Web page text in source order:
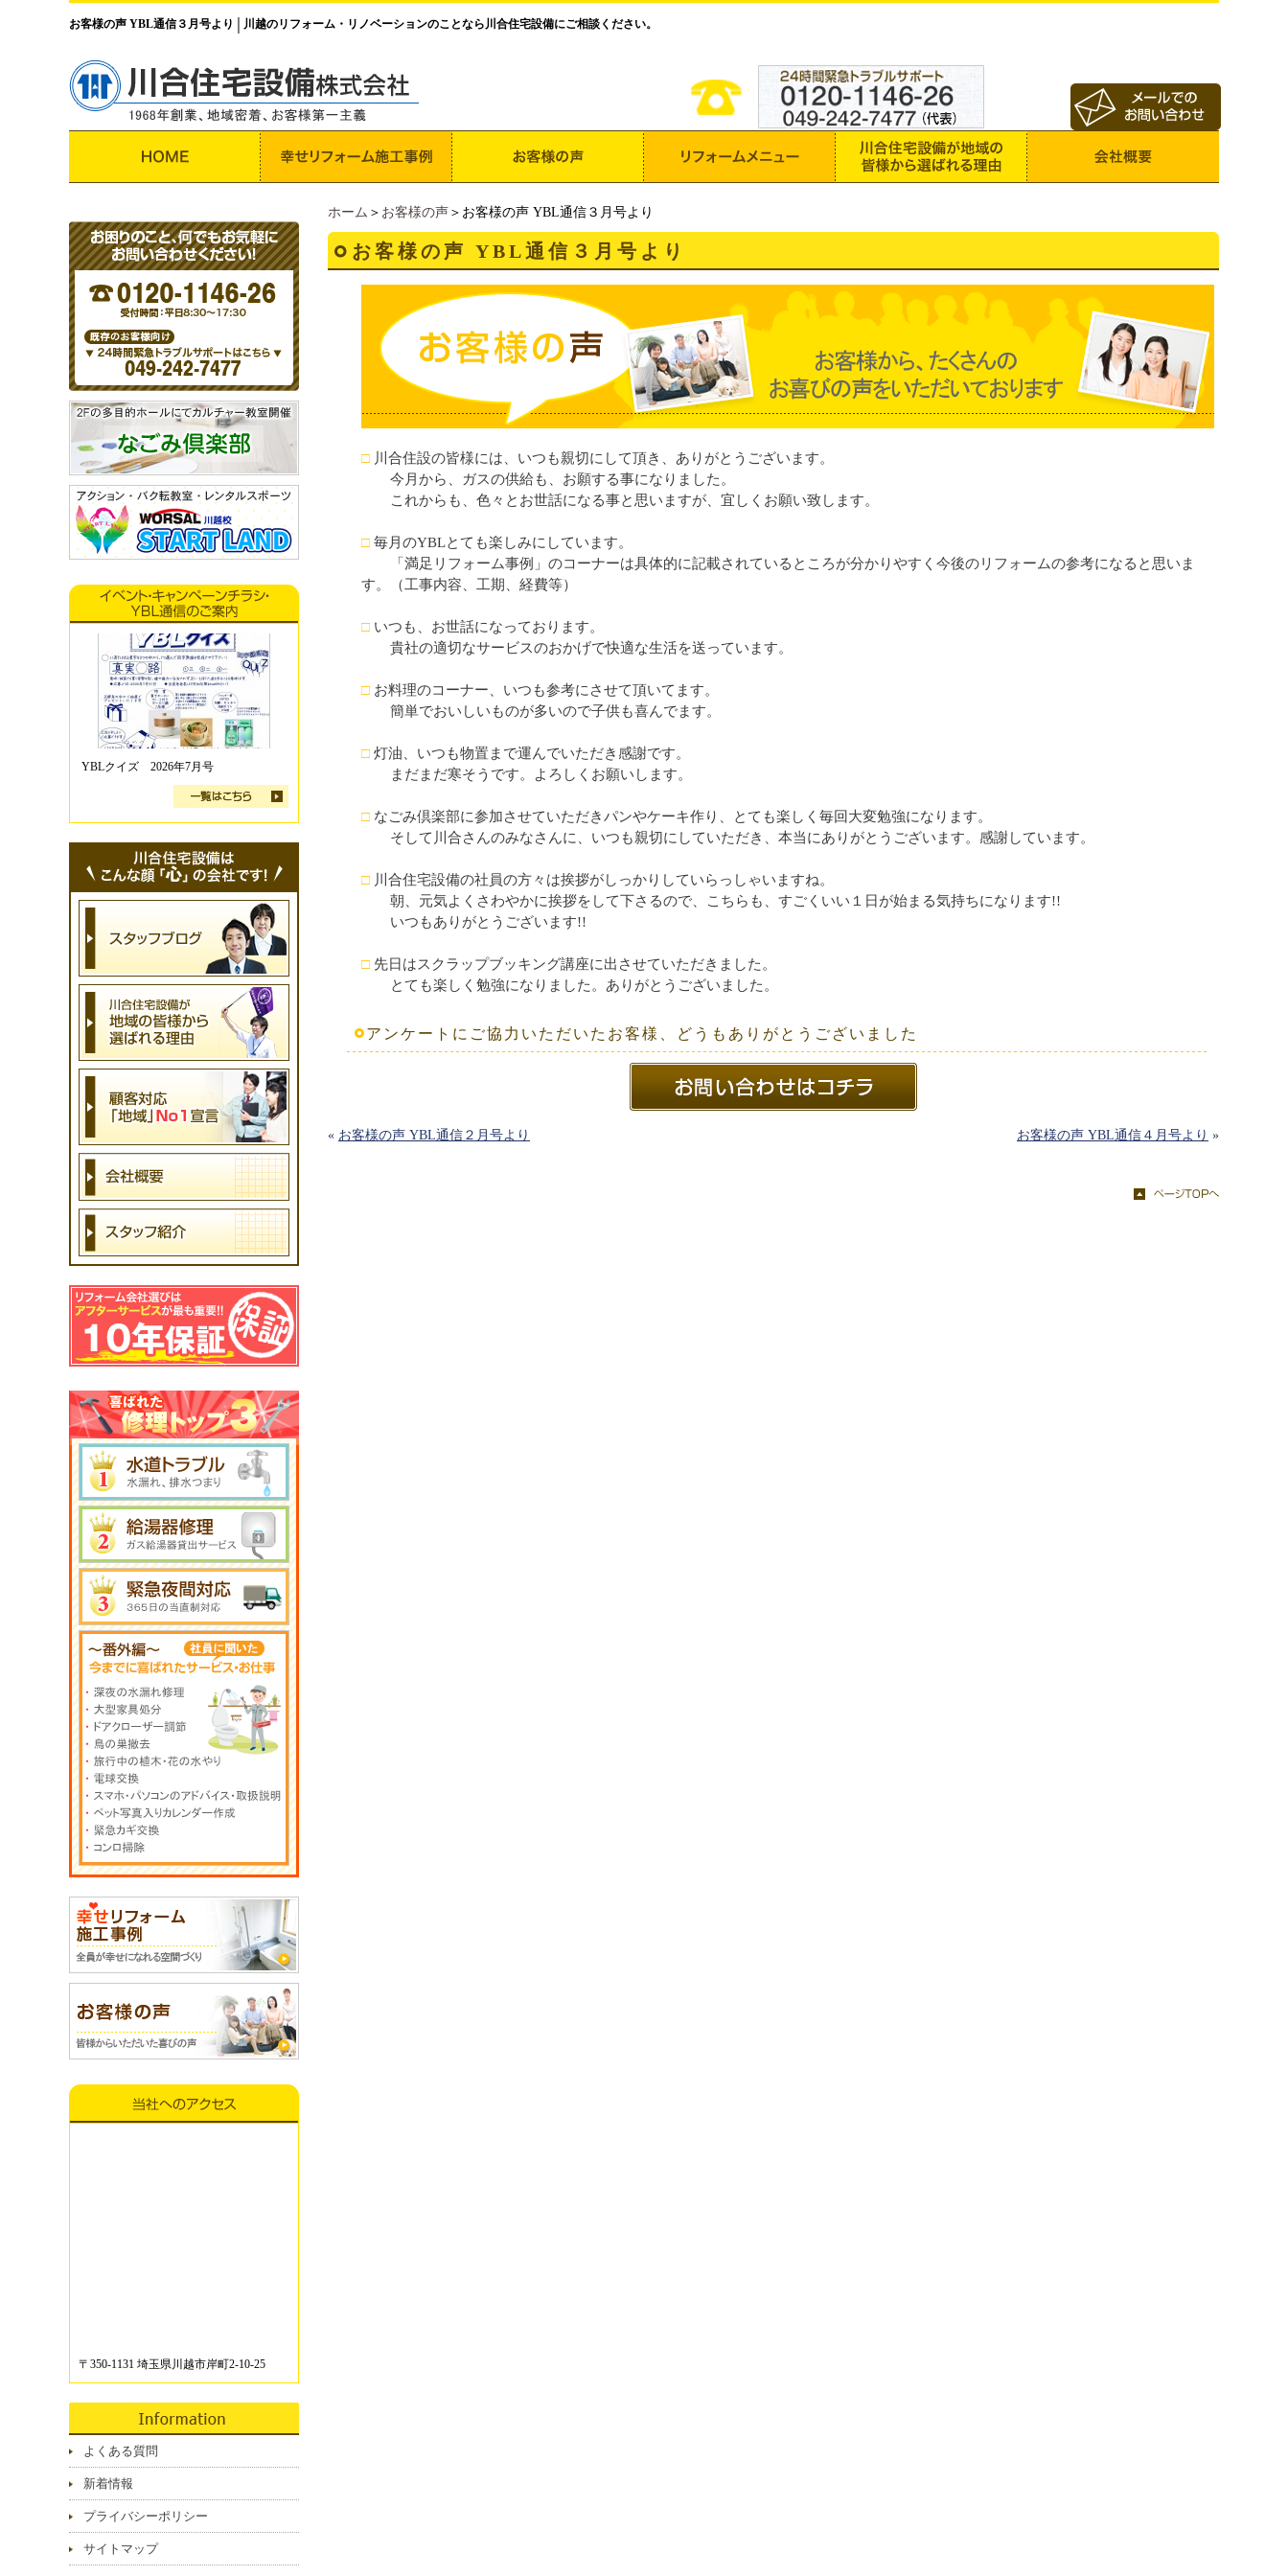
お客様の声 YBL通信３月号より 川越のリフォーム・リノベーションのことなら川合住宅設備にご相談ください。
ホーム ＞ お客様の声 ＞お客様の声 YBL通信３月号より
お客様の声 YBL通信３月号より
□ 川合住設の皆様には、いつも親切にして頂き、ありがとうございます。
今月から、ガスの供給も、お願する事になりました。
これからも、色々とお世話になる事と思いますが、宜しくお願い致します。
□ 毎月のYBLとても楽しみにしています。
「満足リフォーム事例」のコーナーは具体的に記載されているところが分かりやすく今後のリフォームの参考になると思いま
す。（工事内容、工期、経費等）
□ いつも、お世話になっております。
貴社の適切なサービスのおかげで快適な生活を送っています。
□ お料理のコーナー、いつも参考にさせて頂いてます。
簡単でおいしいものが多いので子供も喜んでます。
□ 灯油、いつも物置まで運んでいただき感謝です。
まだまだ寒そうです。よろしくお願いします。
□ なごみ倶楽部に参加させていただきパンやケーキ作り、とても楽しく毎回大変勉強になります。
そして川合さんのみなさんに、いつも親切にしていただき、本当にありがとうございます。感謝しています。
□ 川合住宅設備の社員の方々は挨拶がしっかりしていらっしゃいますね。
朝、元気よくさわやかに挨拶をして下さるので、こちらも、すごくいい１日が始まる気持ちになります!!
いつもありがとうございます!!
□ 先日はスクラップブッキング講座に出させていただきました。
とても楽しく勉強になりました。ありがとうございました。
アンケートにご協力いただいたお客様、どうもありがとうございました
« お客様の声 YBL通信２月号より お客様の声 YBL通信４月号より »
YBLクイズ 2026年7月号
〒350-1131 埼玉県川越市岸町2-10-25
よくある質問
新着情報
プライバシーポリシー
サイトマップ